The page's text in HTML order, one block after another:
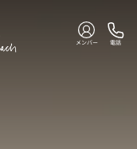
メンバー 電話